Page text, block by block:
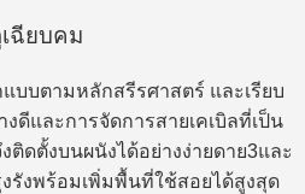
ฉียบคม
แบบตามหลักสรีรศาสตร์ และเรียบ
ดีและการจัดการสายเคเบิลที่เป็น
ติดตั้งบนผนังได้อย่างง่ายดาย3และ
รังพร้อมเพิ่มพื้นที่ใช้สอยได้สูงสุด